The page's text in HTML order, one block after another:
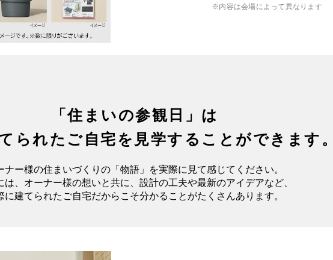
※内容は会場によって異なります
「住まいの参観日」は
られたご自宅を 見学することができます。
ナー様の住まいづくりの「物語」を実際に見て感じてください。
は、オーナー様の想いと共に、 設計の工夫や最新のアイデアなど、
に建てられたご自宅だからこそ分かることがたくさんあります。